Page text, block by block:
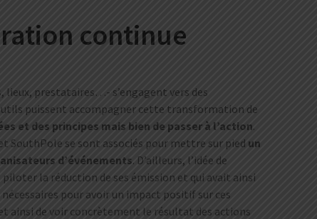
continue
lieux, prestataires…- s’engagent vers des
puissent accompagner cette transformation de
et des principes mais bien de passer à l’action.
SouthPole se sont associés pour mettre sur pied un
d’événements. D’ailleurs, l’idée de
la réduction de ses émission et qui avait ainsi
pour avoir un impact positif sur ces
ainsi de voir concrètement le résultat des actions